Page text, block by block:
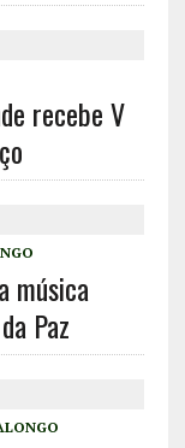
recebe V
música
Paz